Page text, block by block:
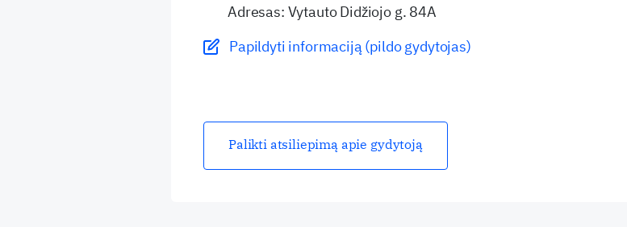
Adresas: Vytauto Didžiojo g. 84A
Papildyti informaciją (pildo gydytojas)
Palikti atsiliepimą apie gydytoją